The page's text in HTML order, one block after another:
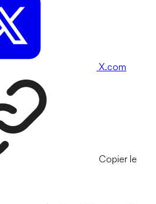
X.com
Copier le